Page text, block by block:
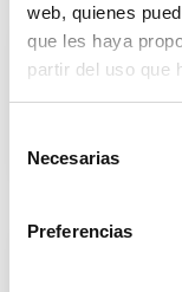
web, quienes
que les haya
partir del uso que
Necesarias
Preferencias